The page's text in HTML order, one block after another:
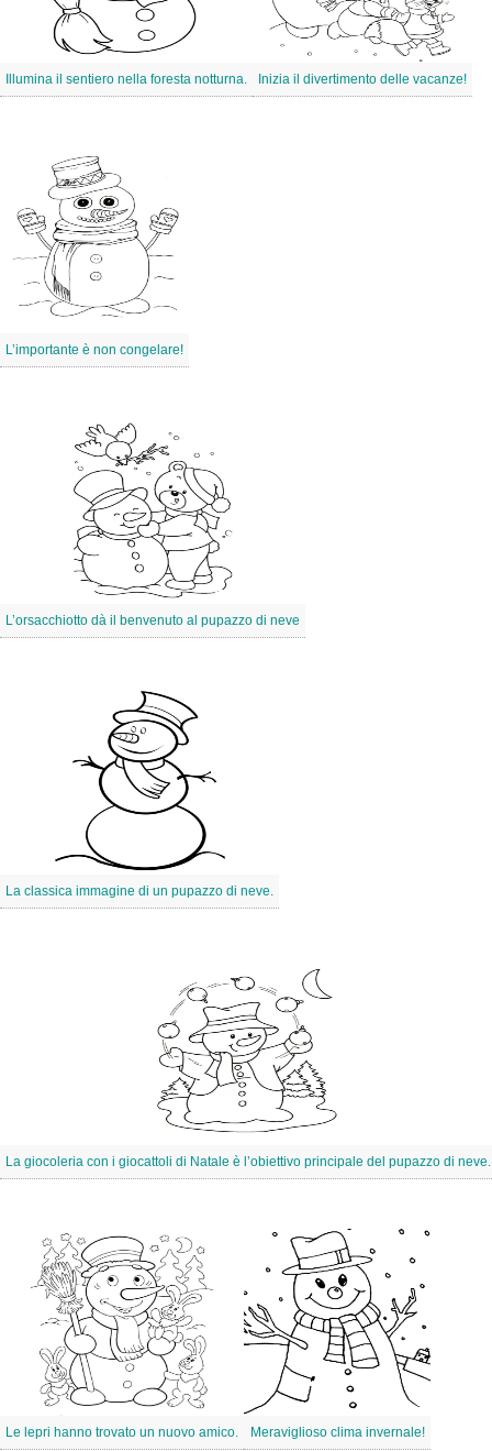
Illumina il sentiero nella foresta notturna. Inizia il divertimento delle vacanze!
L’importante è non congelare!
L’orsacchiotto dà il benvenuto al pupazzo di neve
La classica immagine di un pupazzo di neve.
La giocoleria con i giocattoli di Natale è l’obiettivo principale del pupazzo di neve.
Le lepri hanno trovato un nuovo amico. Meraviglioso clima invernale!